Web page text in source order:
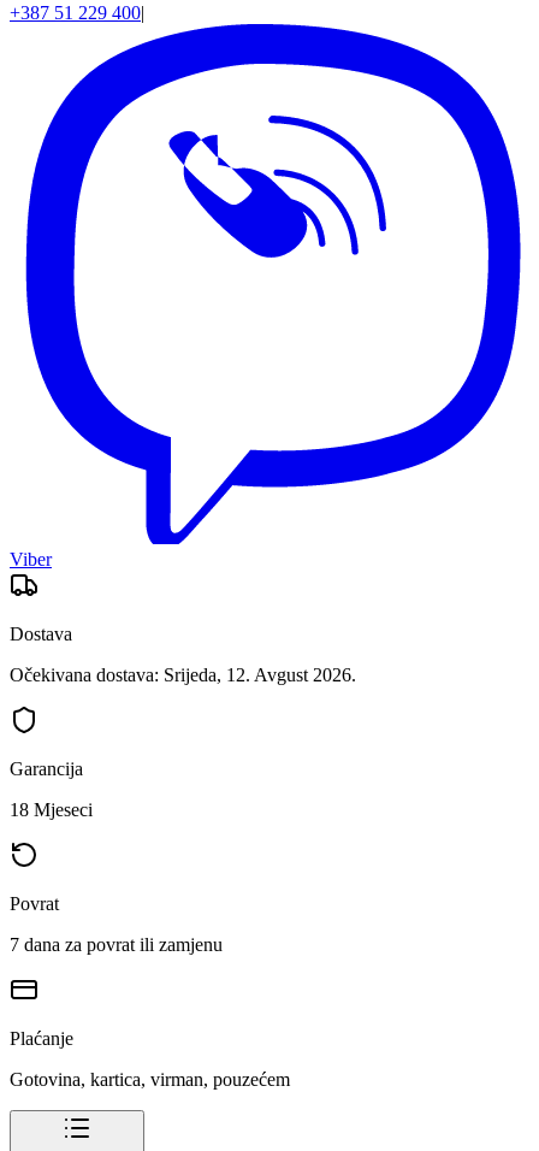
+387 51 229 400|
Viber
Dostava
Očekivana dostava: Srijeda, 12. Avgust 2026.
Garancija
18 Mjeseci
Povrat
7 dana za povrat ili zamjenu
Plaćanje
Gotovina, kartica, virman, pouzećem